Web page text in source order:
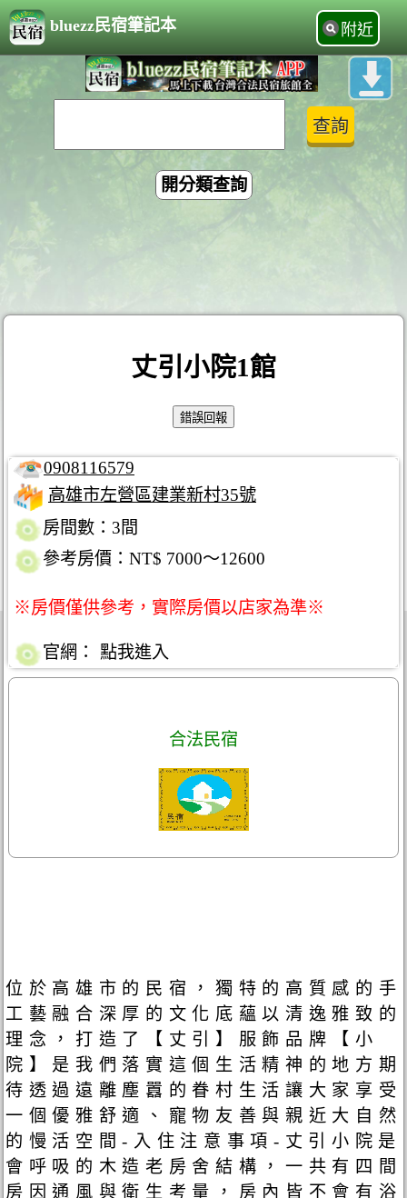
bluezz民宿筆記本 附近
開分類查詢
丈引小院1館
0908116579
高雄市左營區建業新村35號
房間數：3間
參考房價：NT$ 7000～12600
※房價僅供參考，實際房價以店家為準※
官網： 點我進入
合法民宿
位於高雄市的民宿，獨特的高質感的手
工藝融合深厚的文化底蘊以清逸雅致的
理念，打造了【丈引】服飾品牌【小
院】是我們落實這個生活精神的地方期
待透過遠離塵囂的眷村生活讓大家享受
一個優雅舒適、寵物友善與親近大自然
的慢活空間-入住注意事項-丈引小院是
會呼吸的木造老房舍結構，一共有四間
房因通風與衛生考量，房內皆不會有浴